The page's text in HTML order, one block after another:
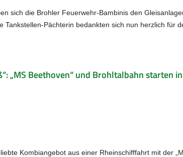
sich die Brohler Feuerwehr-Bambinis den
Pächterin bedankten sich nun herzlich für
„MS Beethoven“ und Brohltalbahn starten
Kombiangebot aus einer Rheinschifffahrt mit der